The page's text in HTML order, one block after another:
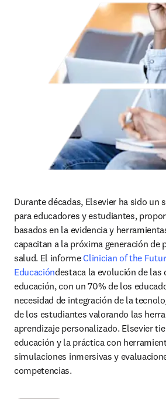
Durante décadas, Elsevier ha sido un
para educadores y estudiantes,
basados en la evidencia y
capacitan a la próxima generación de
salud. El informe Clinician of the
Educacióndestaca la evolución de las
educación, con un 70% de los
necesidad de integración de la
de los estudiantes valorando las
aprendizaje personalizado. Elsevier
educación y la práctica con
simulaciones inmersivas y
competencias.